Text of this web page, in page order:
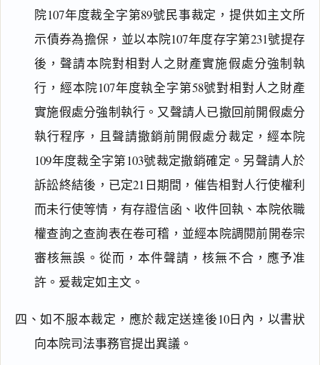
院107年度裁全字第89號民事裁定，提供如主文所
示債券為擔保，並以本院107年度存字第231號提存
後，聲請本院對相對人之財產實施假處分強制執
行，經本院107年度執全字第58號對相對人之財產
實施假處分強制執行。又聲請人已撤回前開假處分
執行程序，且聲請撤銷前開假處分裁定，經本院
109年度裁全字第103號裁定撤銷確定。另聲請人於
訴訟終結後，已定21日期間，催告相對人行使權利
而未行使等情，有存證信函、收件回執、本院依職
權查詢之查詢表在卷可稽，並經本院調閱前開卷宗
審核無誤。從而，本件聲請，核無不合，應予准
許。爰裁定如主文。
四、如不服本裁定，應於裁定送達後10日內，以書狀
向本院司法事務官提出異議。
閱讀 研究
搜尋本
主
文
理
由
一